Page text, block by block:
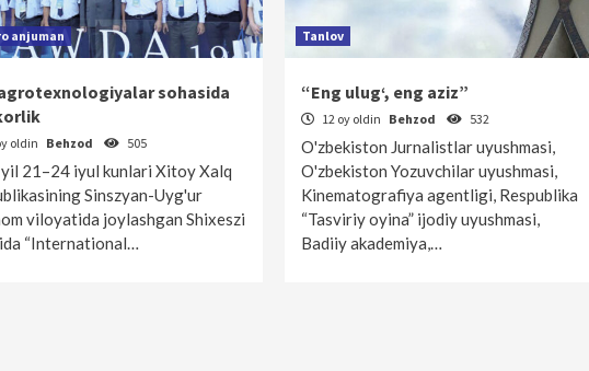
anjuman
sohasida
oldin Behzod 505
21–24 iyul kunlari Xitoy Xalq
Sinszyan-Uyg'ur
viloyatida joylashgan Shixeszi
“International…
Tanlov
“Eng ulug‘, eng aziz”
12 oy oldin Behzod 532
O'zbekiston Jurnalistlar uyushmasi,
O'zbekiston Yozuvchilar uyushmasi,
Kinematografiya agentligi, Respublika
“Tasviriy oyina” ijodiy uyushmasi,
Badiiy akademiya,…